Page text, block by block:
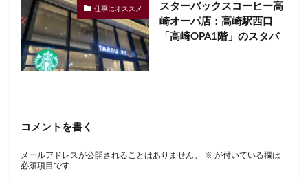
仕事にオススメ
スターバックスコーヒー高
崎オーパ店：高崎駅西口
「高崎OPA1階」のスタバ
コメントを書く
メールアドレスが公開されることはありません。 ※ が付いている欄は
必須項目です